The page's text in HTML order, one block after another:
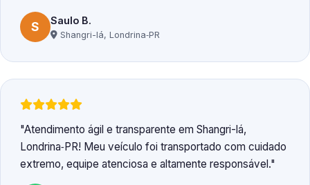
S Saulo B.
Shangri-lá, Londrina‑PR
Atendimento ágil e transparente em Shangri-lá,
Londrina‑PR! Meu veículo foi transportado com cuidado
extremo, equipe atenciosa e altamente responsável.